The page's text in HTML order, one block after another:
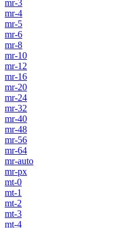
mr-3
mr-4
mr-5
mr-6
mr-8
mr-10
mr-12
mr-16
mr-20
mr-24
mr-32
mr-40
mr-48
mr-56
mr-64
mr-auto
mr-px
mt-0
mt-1
mt-2
mt-3
mt-4